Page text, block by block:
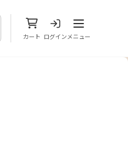
カート ログイン
メニューを開
メニュー